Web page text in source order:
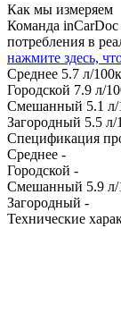
Как мы измеряем
Команда inCarDoc
потребления в
нажмите здесь,
Среднее 5.7 л/
Городской 7.9 л/
Смешанный 5.1
Загородный 5.5 л/
Спецификация
Среднее -
Городской -
Смешанный 5.9
Загородный -
Технические